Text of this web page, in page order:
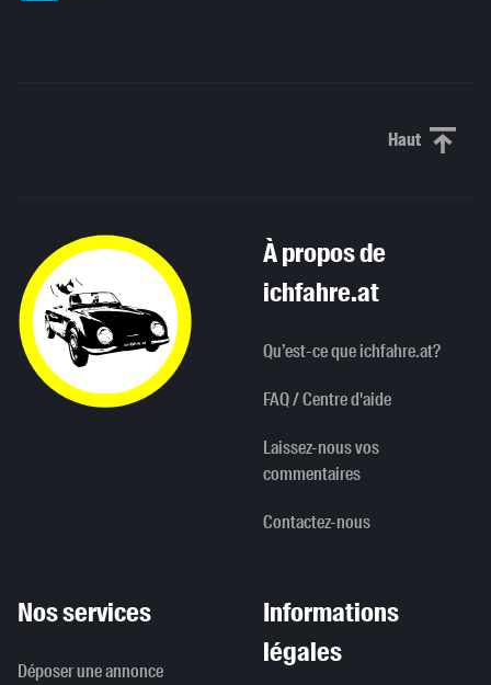
HautHaut de
À propos de
ichfahre.at
Qu’est-ce que ichfahre.at?
FAQ / Centre d'aide
Laissez-nous vos
commentaires
Contactez-nous
Nos services
Déposer une annonce
Informations
légales